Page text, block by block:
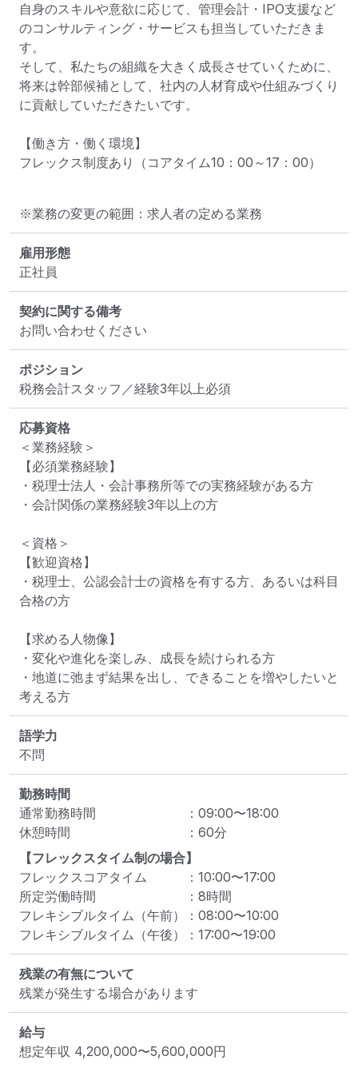
自身のスキルや意欲に応じて、管理会計・IPO支援など
のコンサルティング・サービスも担当していただきま
す。
そして、私たちの組織を大きく成長させていくために、
将来は幹部候補として、社内の人材育成や仕組みづくり
に貢献していただきたいです。
【働き方・働く環境】
フレックス制度あり（コアタイム10：00～17：00）
※業務の変更の範囲：求人者の定める業務
雇用形態
正社員
契約に関する備考
お問い合わせください
ポジション
税務会計スタッフ／経験3年以上必須
応募資格
＜業務経験＞
【必須業務経験】
・税理士法人・会計事務所等での実務経験がある方
・会計関係の業務経験3年以上の方
＜資格＞
【歓迎資格】
・税理士、公認会計士の資格を有する方、あるいは科目
合格の方
【求める人物像】
・変化や進化を楽しみ、成長を続けられる方
・地道に弛まず結果を出し、できることを増やしたいと
考える方
語学力
不問
勤務時間
通常勤務時間
： 09:00〜18:00
休憩時間
： 60分
【フレックスタイム制の場合】
フレックスコアタイム
： 10:00〜17:00
所定労働時間
： 8時間
フレキシブルタイム（午前）
： 08:00〜10:00
フレキシブルタイム（午後）
： 17:00〜19:00
残業の有無について
残業が発生する場合があります
給与
想定年収 4,200,000〜5,600,000円